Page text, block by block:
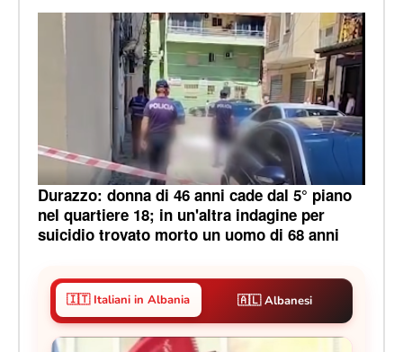
Durazzo: donna di 46 anni cade dal 5° piano
nel quartiere 18; in un'altra indagine per
suicidio trovato morto un uomo di 68 anni
🇮🇹 Italiani in Albania 🇦🇱 Albanesi